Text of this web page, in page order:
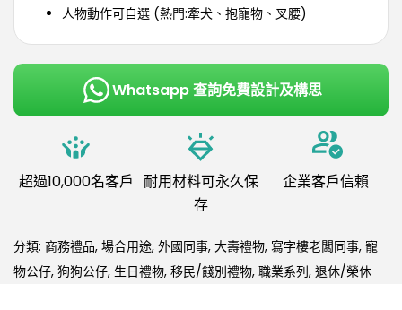
人物動作可自選 (熱門:牽犬、抱寵物、叉腰)
Whatsapp 查詢免費設計及構思
超過10,000名客戶 耐用材料可永久保
存
企業客戶信賴
分類: 商務禮品, 場合用途, 外國同事, 大壽禮物, 寫字樓老闆同事, 寵
物公仔, 狗狗公仔, 生日禮物, 移民/餞別禮物, 職業系列, 退休/榮休